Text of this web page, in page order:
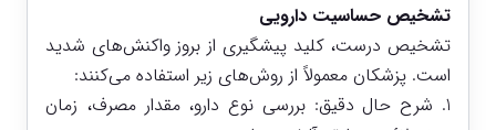
تشخیص حساسیت دارویی
تشخیص درست، کلید پیشگیری از بروز واکنش‌های شدید
است. پزشکان معمولاً از روش‌های زیر استفاده می‌کنند:
1. شرح حال دقیق: بررسی نوع دارو، مقدار مصرف، زمان